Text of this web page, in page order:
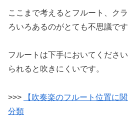
ここまで考えるとフルート、ク
ろいろあるのがとても不思議です
フルートは下手においてくださ
られると吹きにくいです。
>>>
【吹奏楽のフルート位置に
分類